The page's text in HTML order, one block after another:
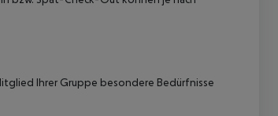
Ihrer Gruppe besondere Bedürfnisse